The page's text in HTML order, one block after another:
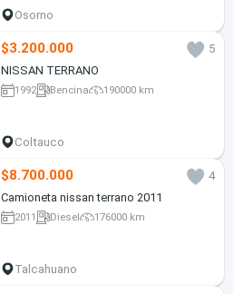
Osorno
$3.200.000
5
NISSAN TERRANO
1992 Bencina 190000 km
Coltauco
$8.700.000
4
Camioneta nissan terrano 2011
2011 Diesel 176000 km
Talcahuano